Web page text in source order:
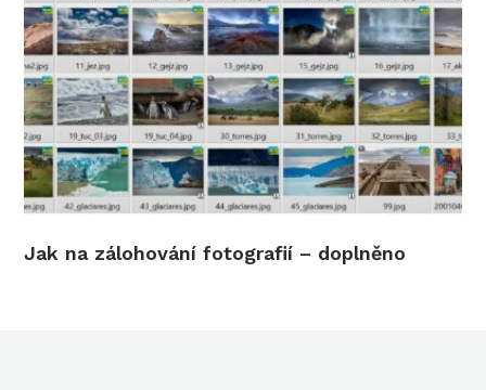
Jak na zálohování fotografií – doplněno